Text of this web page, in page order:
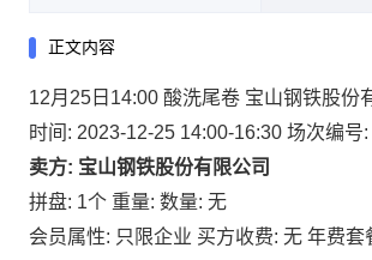
正文内容
12月25日14:00 酸洗尾卷 宝山钢铁股份
时间: 2023-12-25 14:00-16:30 场次编号
卖方: 宝山钢铁股份有限公司
拼盘: 1个 重量: 数量: 无
会员属性: 只限企业 买方收费: 无 年费套